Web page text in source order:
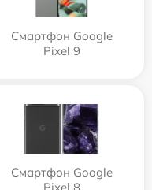
Смартфон Google
Pixel 9
Смартфон Google